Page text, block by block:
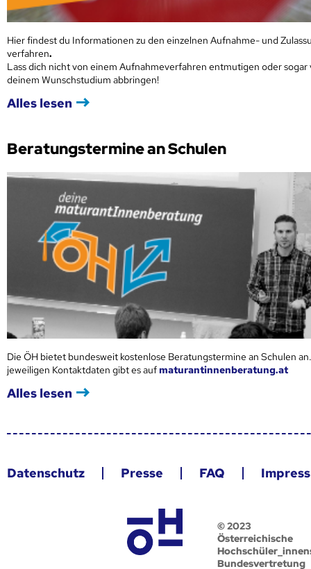
Hier findest du Informationen zu den einzelnen Aufnahme- und
verfahren.
Lass dich nicht von einem Aufnahmeverfahren entmutigen oder sogar
deinem Wunschstudium abbringen!
Alles lesen
Beratungstermine an Schulen
Die ÖH bietet bundesweit kostenlose Beratungstermine an Schulen
jeweiligen Kontaktdaten gibt es aufmaturantinnenberatung.at
Alles lesen
Datenschutz Presse FAQ
© 2023
Österreichische
Bundesvertretung